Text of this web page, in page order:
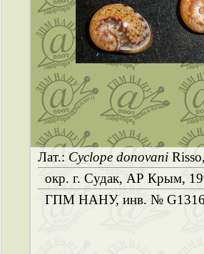
Лат.: Cyclope donovani
окр. г. Судак, АР Крым,
ГПМ НАНУ, инв. № G1316